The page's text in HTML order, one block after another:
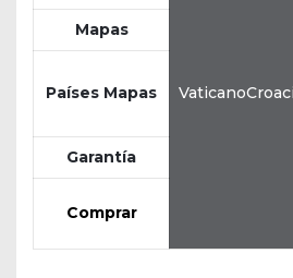
Mapas
Países Mapas
Garantía
Comprar